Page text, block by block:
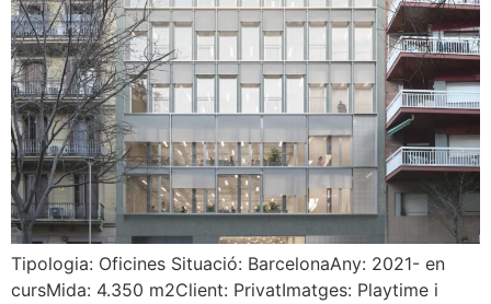
Tipologia: Oficines Situació: BarcelonaAny: 2021- en
cursMida: 4.350 m2Client: PrivatImatges: Playtime i